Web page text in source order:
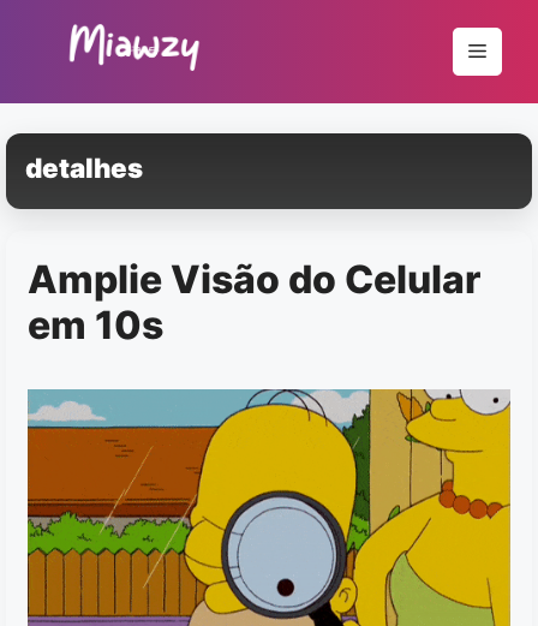
conteúdo
Menu
detalhes
Amplie Visão do Celular
em 10s